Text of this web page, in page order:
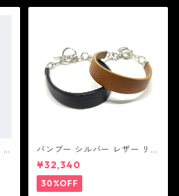
バンブー シルバー レザー リン
ク ステーション ブレスレッ
ト：JOHN HARDY ジョン ハ
ーディー
¥32,340
30%OFF